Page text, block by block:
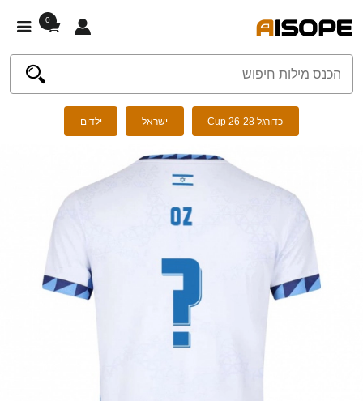
0
כדורגל Cup 26-28 ישראל ילדים